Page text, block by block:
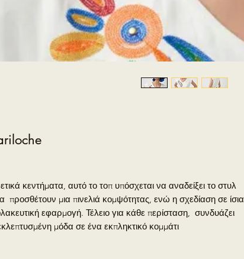
κεντήματα, αυτό το τοπ υπόσχεται να αναδείξει το στυλ
προσθέτουν μια πινελιά κομψότητας, ενώ η σχεδίαση σε ίσια
εφαρμογή. Τέλειο για κάθε περίσταση, συνδυάζει
μόδα σε ένα εκπληκτικό κομμάτι.